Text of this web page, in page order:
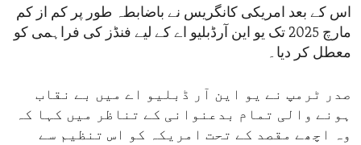
اس کے بعد امریکی کانگریس نے باضابطہ طور پر کم از کم
مارچ 2025 تک یو این آرڈبلیو اے کے لیے فنڈز کی فراہمی کو
معطل کر دیا۔
صدر ٹرمپ نے یو این آر ڈبلیو اے میں بے نقاب
ہونے والی تمام بدعنوانی کے تناظر میں کہا کہ
وہ اچھے مقصد کے تحت امریکہ کو اس تنظیم سے